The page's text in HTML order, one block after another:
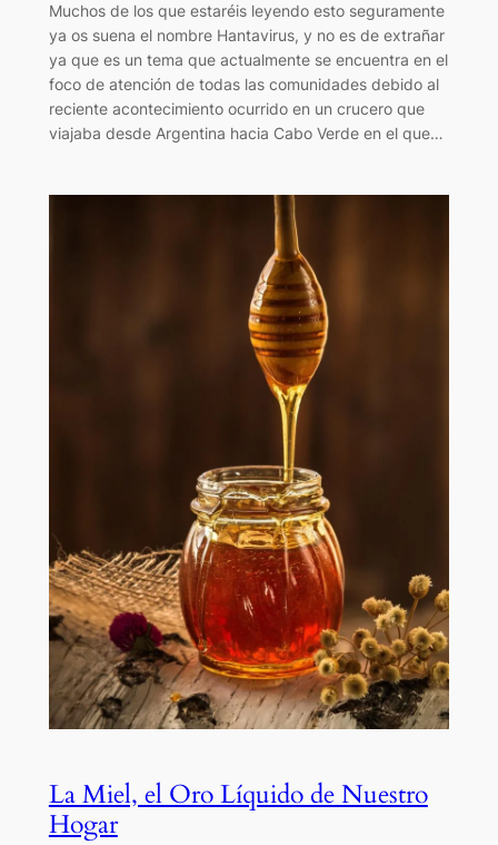
Muchos de los que estaréis leyendo esto seguramente
ya os suena el nombre Hantavirus, y no es de extrañar
ya que es un tema que actualmente se encuentra en el
foco de atención de todas las comunidades debido al
reciente acontecimiento ocurrido en un crucero que
viajaba desde Argentina hacia Cabo Verde en el que…
La Miel, el Oro Líquido de Nuestro
Hogar